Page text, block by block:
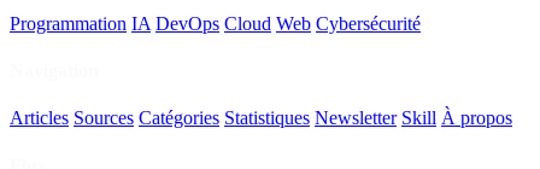
Programmation IA DevOps Cloud Web Cybersécurité
Articles Sources Catégories Statistiques Newsletter Skill À propos